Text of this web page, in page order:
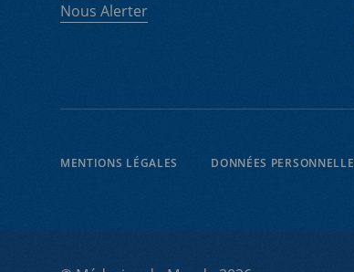
Nous Alerter
MENTIONS LÉGALES DONNÉES